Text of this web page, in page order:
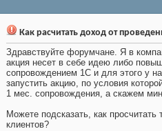
Как расчитать доход от
Здравствуйте форумчане. Я в
акция несет в себе идею либо
сопровождением 1С и для этого у
запустить акцию, по условия
1 мес. сопровождения, а скажем
Можете подсказать, как
клиентов?